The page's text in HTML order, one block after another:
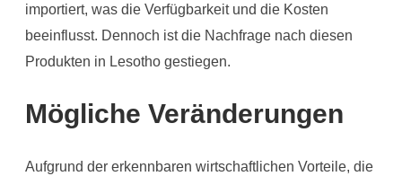
importiert, was die Verfügbarkeit und die Kosten
beeinflusst. Dennoch ist die Nachfrage nach diesen
Produkten in Lesotho gestiegen.
Mögliche Veränderungen
Aufgrund der erkennbaren wirtschaftlichen Vorteile, die